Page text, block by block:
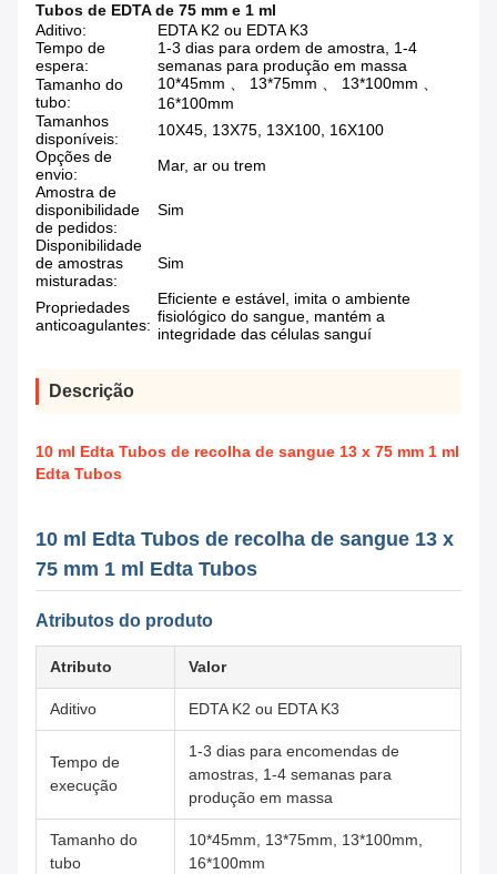
Tubos de EDTA de 75 mm e 1 ml
Aditivo:
EDTA K2 ou EDTA K3
Tempo de
espera:
1-3 dias para ordem de amostra, 1-4
semanas para produção em massa
Tamanho do
tubo:
10*45mm 、 13*75mm 、 13*100mm 、
16*100mm
Tamanhos
disponíveis:
10X45, 13X75, 13X100, 16X100
Opções de
envio:
Mar, ar ou trem
Amostra de
disponibilidade
de pedidos:
Sim
Disponibilidade
de amostras
misturadas:
Sim
Propriedades
anticoagulantes:
Eficiente e estável, imita o ambiente
fisiológico do sangue, mantém a
integridade das células sanguí
Descrição
10 ml Edta Tubos de recolha de sangue 13 x 75 mm 1 ml
Edta Tubos
10 ml Edta Tubos de recolha de sangue 13 x
75 mm 1 ml Edta Tubos
Atributos do produto
Atributo Valor
Aditivo EDTA K2 ou EDTA K3
Tempo de
execução
1-3 dias para encomendas de
amostras, 1-4 semanas para
produção em massa
Tamanho do
tubo
10*45mm, 13*75mm, 13*100mm,
16*100mm